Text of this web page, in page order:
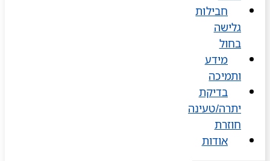
חבילות
גלישה
בחול
מידע
ותמיכה
בדיקת
יתרה/טעינה
חוזרת
אודות